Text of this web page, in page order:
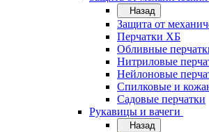
Назад
Защита от
Перчатки ХБ
Обливные
Нитриловые
Нейлоновые
Спилковые и
Садовые перчатки
Рукавицы и вачеги
Назад